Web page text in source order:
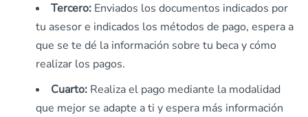
Tercero: Enviados los documentos indicados por
tu asesor e indicados los métodos de pago, espera a
que se te dé la información sobre tu beca y cómo
realizar los pagos.
Cuarto: Realiza el pago mediante la modalidad
que mejor se adapte a ti y espera más información